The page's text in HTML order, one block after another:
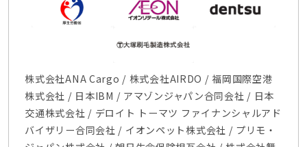
株式会社ANA Cargo / 株式会社AIRDO / 福岡国際空港
株式会社 / 日本IBM / アマゾンジャパン合同会社 / 日本
交通株式会社 / デロイト トーマツ ファイナンシャルアド
バイザリー合同会社 / イオンペット株式会社 / プリモ・